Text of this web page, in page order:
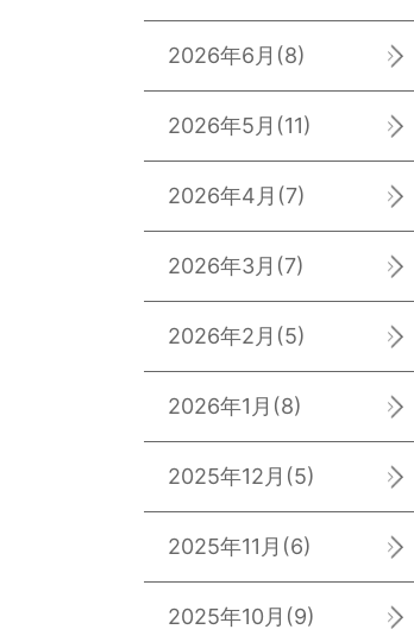
2026年6月 (8)
2026年5月 (11)
2026年4月 (7)
2026年3月 (7)
2026年2月 (5)
2026年1月 (8)
2025年12月 (5)
2025年11月 (6)
2025年10月 (9)